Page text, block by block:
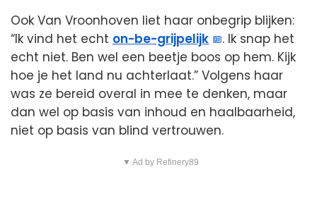
Ook Van Vroonhoven liet haar onbegrip blijken:
“Ik vind het echt on-be-grijpelijk
. Ik snap het
echt niet. Ben wel een beetje boos op hem. Kijk
hoe je het land nu achterlaat.” Volgens haar
was ze bereid overal in mee te denken, maar
dan wel op basis van inhoud en haalbaarheid,
niet op basis van blind vertrouwen.
▼ Ad by Refinery89